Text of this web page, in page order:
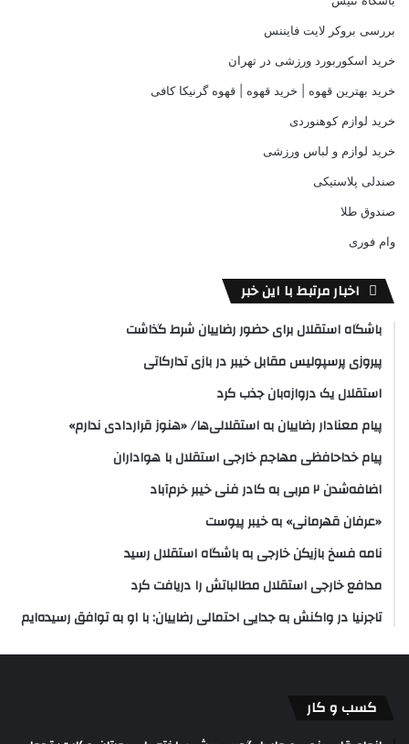
بررسی بروکر لایت فایننس
خرید اسکوربورد ورزشی در تهران
خرید بهترین قهوه | خرید قهوه | قهوه گرنیکا کافی
خرید لوازم کوهنوردی
خرید لوازم و لباس ورزشی
صندلی پلاستیکی
صندوق طلا
وام فوری
اخبار مرتبط با این خبر
باشگاه استقلال برای حضور رضاییان شرط گذاشت
پیروزی پرسپولیس مقابل خیبر در بازی تدارکاتی
استقلال یک دروازه‌بان جذب کرد
پیام معنادار رضاییان به استقلالی‌ها/ «هنوز قراردادی ندارم»
پیام خداحافظی مهاجم خارجی استقلال با هواداران
اضافه‌شدن ۲ مربی به کادر فنی خیبر خرم‌آباد
«عرفان قهرمانی» به خیبر پیوست
نامه فسخ بازیکن خارجی به باشگاه استقلال رسید
مدافع خارجی استقلال مطالباتش را دریافت کرد
تاجرنیا در واکنش به جدایی احتمالی رضاییان: با او به توافق رسیده‌ایم
کسب و کار